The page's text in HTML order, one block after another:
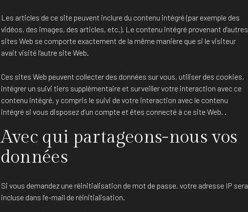
Les articles de ce site peuvent inclure du contenu intégré (par exemple des
vidéos, des images, des articles, etc.). Le contenu intégré provenant d’autres
sites Web se comporte exactement de la même manière que si le visiteur
avait visité l’autre site Web.
Ces sites Web peuvent collecter des données sur vous, utiliser des cookies,
intégrer un suivi tiers supplémentaire et surveiller votre interaction avec ce
contenu intégré, y compris le suivi de votre interaction avec le contenu
intégré si vous disposez d’un compte et êtes connecté à ce site Web. .
Avec qui partageons-nous vos
données
Si vous demandez une réinitialisation de mot de passe, votre adresse IP sera
incluse dans l’e-mail de réinitialisation.